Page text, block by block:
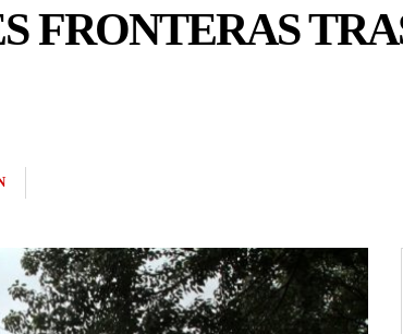
FRONTERAS